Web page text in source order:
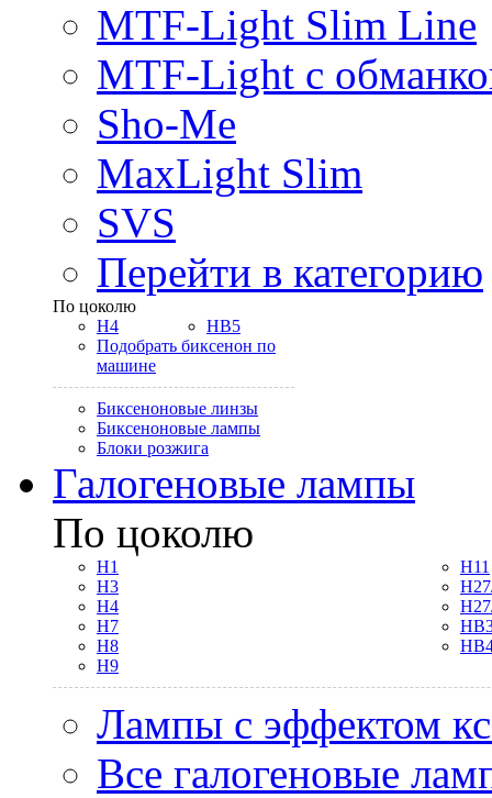
MTF-Light Slim Line
MTF-Light с
Sho-Me
MaxLight Slim
SVS
Перейти в категорию
По цоколю
H4
HB5
Подобрать биксенон по
машине
Биксеноновые линзы
Биксеноновые лампы
Блоки розжига
Галогеновые лампы
По цоколю
H1
H3
H4
H7
H8
H9
H11
Лампы с эффектом
Все галогеновые